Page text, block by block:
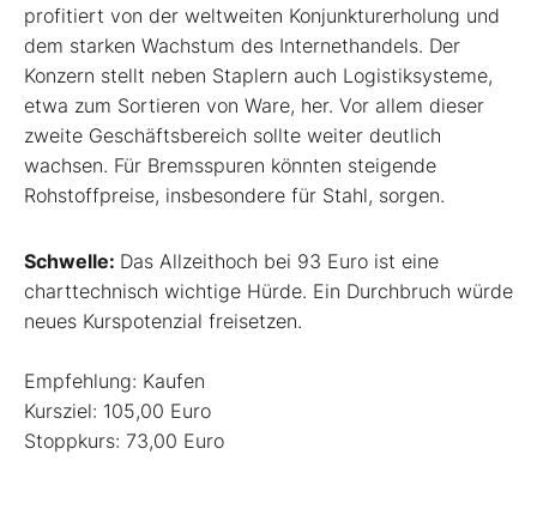
profitiert von der weltweiten Konjunkturerholung und
dem starken Wachstum des Internethandels. Der
Konzern stellt neben Staplern auch Logistiksysteme,
etwa zum Sortieren von Ware, her. Vor allem dieser
zweite Geschäftsbereich sollte weiter deutlich
wachsen. Für Bremsspuren könnten steigende
Rohstoffpreise, insbesondere für Stahl, sorgen.
Schwelle: Das Allzeithoch bei 93 Euro ist eine
charttechnisch wichtige Hürde. Ein Durchbruch würde
neues Kurspotenzial freisetzen.
Empfehlung: Kaufen
Kursziel: 105,00 Euro
Stoppkurs: 73,00 Euro